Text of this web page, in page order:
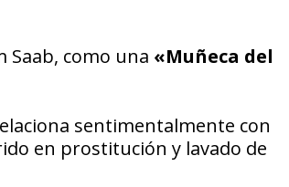
Saab, como una «Muñeca del
sentimentalmente con
en prostitución y lavado de